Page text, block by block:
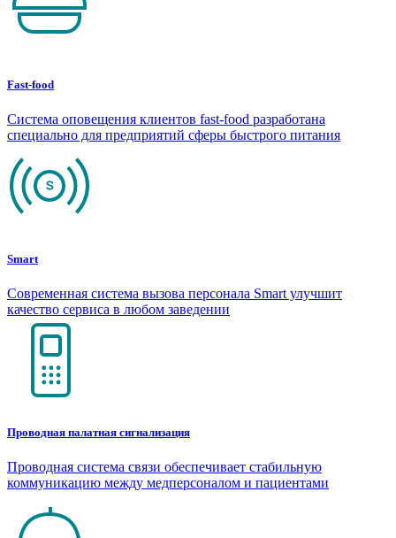
Fast-food
Система оповещения клиентов fast-food разработана
специально для предприятий сферы быстрого питания
Smart
Современная система вызова персонала Smart улучшит
качество сервиса в любом заведении
Проводная палатная сигнализация
Проводная система связи обеспечивает стабильную
коммуникацию между медперсоналом и пациентами